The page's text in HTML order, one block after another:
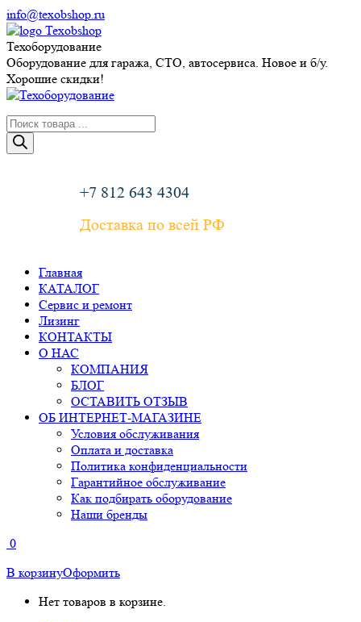
Перейти
к
содержанию
info@texobshop.ru
Telegram
page
opens
in
new
Whatsapp
page
opens
in
new
Вконтакте
page
opens
in
new
Сайт
page
opens
in
new
Техоборудование
Оборудование для гаража, СТО, автосервиса. Новое и б/у.
Хорошие скидки!
Поиск
товаров
+7 812 643 4304
Доставка по всей РФ
Главная
КАТАЛОГ
Сервис и ремонт
Лизинг
КОНТАКТЫ
О НАС
КОМПАНИЯ
БЛОГ
ОСТАВИТЬ ОТЗЫВ
ОБ ИНТЕРНЕТ-МАГАЗИНЕ
Условия обслуживания
Оплата и доставка
Политика конфиденциальности
Гарантийное обслуживание
Как подбирать оборудование
Наши бренды
0
В корзинуОформить
Нет товаров в корзине.